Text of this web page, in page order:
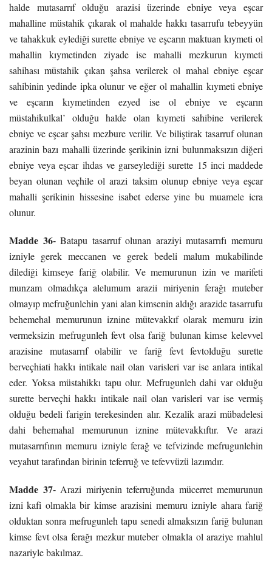
halde mutasarrıf olduğu arazisi üzerinde ebniye veya eşcar
mahalline müstahik çıkarak ol mahalde hakkı tasarrufu tebeyyün
ve tahakkuk eylediği surette ebniye ve eşcarın maktuan kıymeti ol
mahallin kıymetinden ziyade ise mahalli mezkurun kıymeti
sahihası müstahik çıkan şahsa verilerek ol mahal ebniye eşcar
sahibinin yedinde ipka olunur ve eğer ol mahallin kıymeti ebniye
ve eşcarın kıymetinden ezyed ise ol ebniye ve eşcarın
müstahikulkal’ olduğu halde olan kıymeti sahibine verilerek
ebniye ve eşcar şahsı mezbure verilir. Ve biliştirak tasarruf olunan
arazinin bazı mahalli üzerinde şerikinin izni bulunmaksızın diğeri
ebniye veya eşcar ihdas ve garseylediği surette 15 inci maddede
beyan olunan veçhile ol arazi taksim olunup ebniye veya eşcar
mahalli şerikinin hissesine isabet ederse yine bu muamele icra
olunur.
Madde 36-Batapu tasarruf olunan araziyi mutasarrıfı memuru
izniyle gerek meccanen ve gerek bedeli malum mukabilinde
dilediği kimseye fariğ olabilir. Ve memurunun izin ve marifeti
munzam olmadıkça alelumum arazii miriyenin ferağı muteber
olmayıp mefruğunlehin yani alan kimsenin aldığı arazide tasarrufu
behemehal memurunun iznine mütevakkıf olarak memuru izin
vermeksizin mefrugunleh fevt olsa fariğ bulunan kimse kelevvel
arazisine mutasarrıf olabilir ve fariğ fevt fevtolduğu surette
berveçhiati hakkı intikale nail olan varisleri var ise anlara intikal
eder. Yoksa müstahikkı tapu olur. Mefrugunleh dahi var olduğu
surette berveçhi hakkı intikale nail olan varisleri var ise vermiş
olduğu bedeli farigin terekesinden alır. Kezalik arazi mübadelesi
dahi behemahal memurunun iznine mütevakkıftır. Ve arazi
mutasarrıfının memuru izniyle ferağ ve tefvizinde mefrugunlehin
veyahut tarafından birinin teferruğ ve tefevvüzü lazımdır.
Madde 37-Arazi miriyenin teferruğunda mücerret memurunun
izni kafi olmakla bir kimse arazisini memuru izniyle ahara fariğ
olduktan sonra mefrugunleh tapu senedi almaksızın fariğ bulunan
kimse fevt olsa ferağı mezkur muteber olmakla ol araziye mahlul
nazariyle bakılmaz.